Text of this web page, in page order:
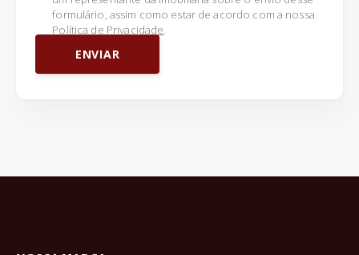
formulário, assim como estar de acordo com a nossa
Política de Privacidade
ENVIAR